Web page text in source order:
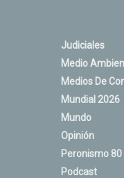
Judiciales
Medio
Medios De
Mundial 2026
Mundo
Opinión
Peronismo
Podcast